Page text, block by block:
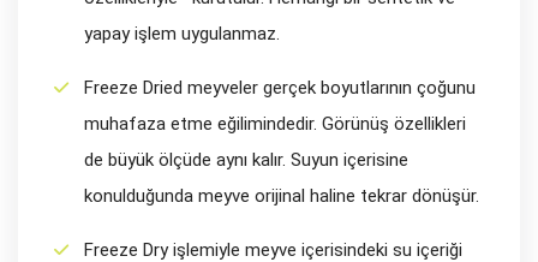
yapay işlem uygulanmaz.
Freeze Dried meyveler gerçek boyutlarının çoğunu
muhafaza etme eğilimindedir. Görünüş özellikleri
de büyük ölçüde aynı kalır. Suyun içerisine
konulduğunda meyve orijinal haline tekrar dönüşür.
Freeze Dry işlemiyle meyve içerisindeki su içeriği